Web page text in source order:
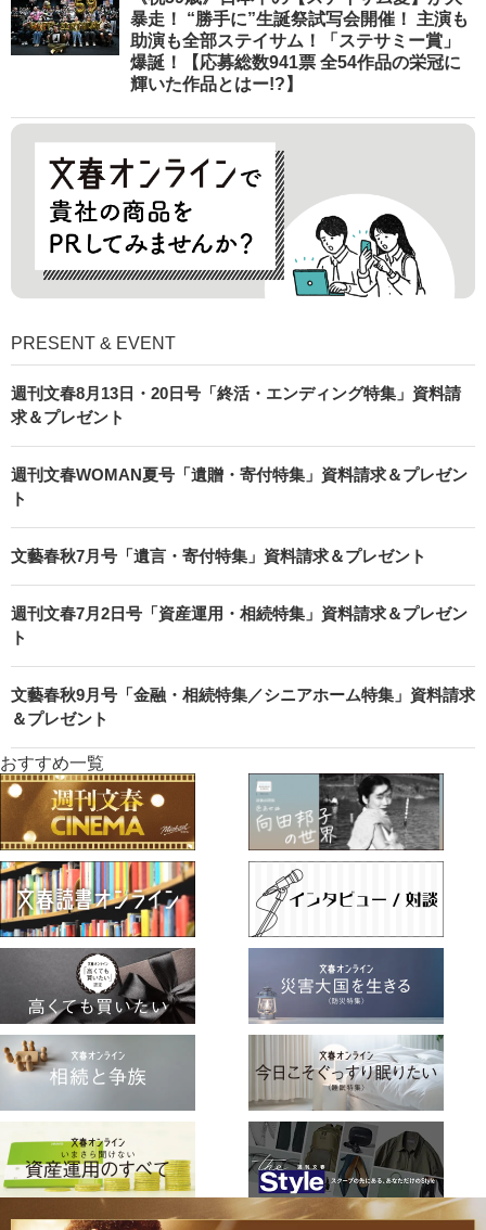
暴走！ “勝手に”生誕祭試写会開催！ 主演も
助演も全部ステイサム！「ステサミー賞」
爆誕！【応募総数941票 全54作品の栄冠に
輝いた作品とはー!?】
PRESENT & EVENT
週刊文春8月13日・20日号「終活・エンディング特集」資料請
求＆プレゼント
週刊文春WOMAN夏号「遺贈・寄付特集」資料請求＆プレゼン
ト
文藝春秋7月号「遺言・寄付特集」資料請求＆プレゼント
週刊文春7月2日号「資産運用・相続特集」資料請求＆プレゼン
ト
文藝春秋9月号「金融・相続特集／シニアホーム特集」資料請求
＆プレゼント
おすすめ一覧